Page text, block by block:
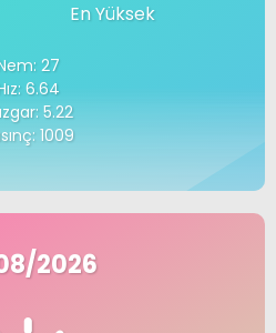
En Yüksek
27
6.64
5.22
1009
2026